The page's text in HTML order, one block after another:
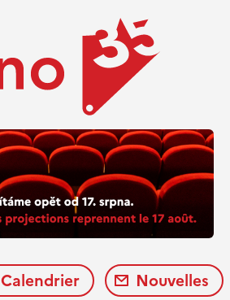
Calendrier Nouvelles